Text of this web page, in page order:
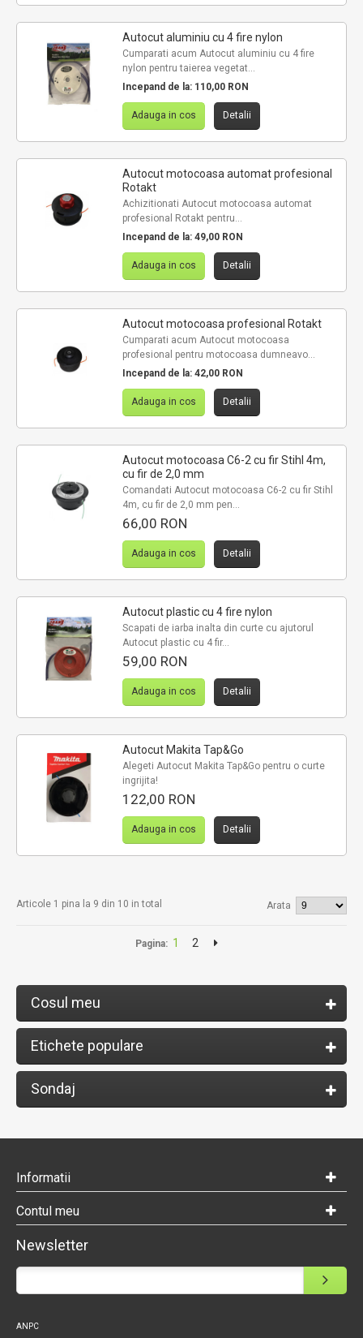
Autocut aluminiu cu 4 fire nylon
Cumparati acum Autocut aluminiu cu 4 fire
nylon pentru taierea vegetat...
Incepand de la: 110,00 RON
Adauga in cos Detalii
Autocut motocoasa automat profesional
Rotakt
Achizitionati Autocut motocoasa automat
profesional Rotakt pentru...
Incepand de la: 49,00 RON
Adauga in cos Detalii
Autocut motocoasa profesional Rotakt
Cumparati acum Autocut motocoasa
profesional pentru motocoasa dumneavo...
Incepand de la: 42,00 RON
Adauga in cos Detalii
Autocut motocoasa C6-2 cu fir Stihl 4m,
cu fir de 2,0 mm
Comandati Autocut motocoasa C6-2 cu fir Stihl
4m, cu fir de 2,0 mm pen...
66,00 RON
Adauga in cos Detalii
Autocut plastic cu 4 fire nylon
Scapati de iarba inalta din curte cu ajutorul
Autocut plastic cu 4 fir...
59,00 RON
Adauga in cos Detalii
Autocut Makita Tap&Go
Alegeti Autocut Makita Tap&Go pentru o curte
ingrijita!
122,00 RON
Adauga in cos Detalii
Articole 1 pina la 9 din 10 in total Arata
Pagina: 1 2
Cosul meu
Etichete populare
Sondaj
Informatii
Contul meu
Newsletter
ANPC